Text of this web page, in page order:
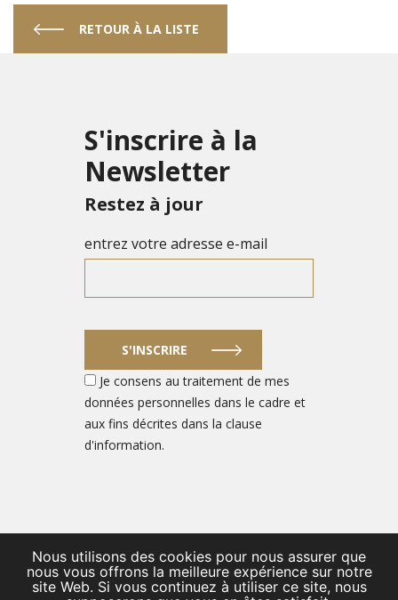
RETOUR À LA LISTE
S'inscrire à la
Newsletter
Restez à jour
entrez votre adresse e-mail
S'INSCRIRE
Je consens au traitement de mes
données personnelles dans le cadre et
aux fins décrites dans la clause
d'information.
© 2026 PORTAIL DES ENTREPRENEURS DU SECTEUR DE LA
DÉFENSE
Nous utilisons des cookies pour nous assurer que
nous vous offrons la meilleure expérience sur notre
site Web. Si vous continuez à utiliser ce site, nous